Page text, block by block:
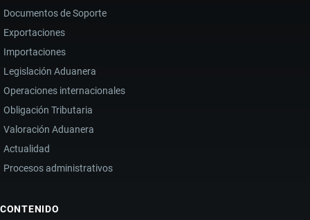
Documentos de Soporte
Exportaciones
Importaciones
Legislación Aduanera
Operaciones internacionales
Obligación Tributaria
Valoración Aduanera
Actualidad
Procesos administrativos
CONTENIDO